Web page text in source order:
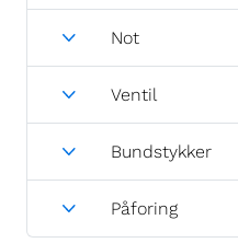
Not
Ventil
Bundstykker
Påforing